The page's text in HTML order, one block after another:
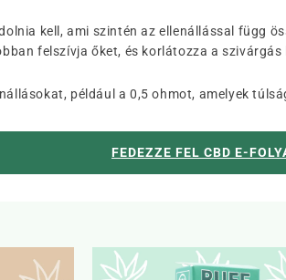
kell, ami szintén az ellenállással függ
felszívja őket, és korlátozza a
például a 0,5 ohmot, amelyek
FEDEZZE FEL CBD E-